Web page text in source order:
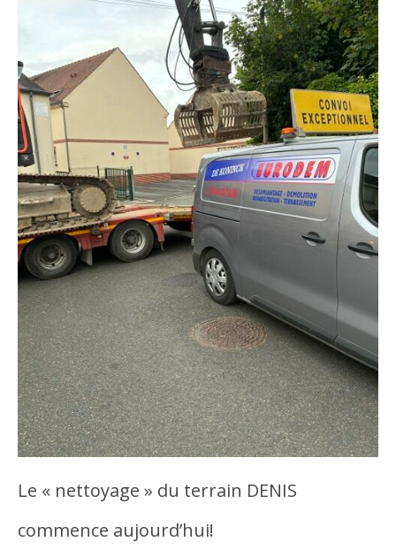
Le « nettoyage » du terrain DENIS
commence aujourd’hui!